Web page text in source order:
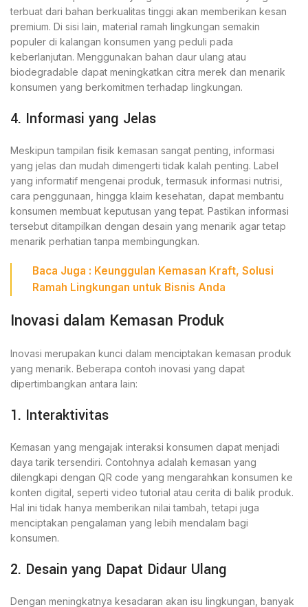
terbuat dari bahan berkualitas tinggi akan memberikan kesan
premium. Di sisi lain, material ramah lingkungan semakin
populer di kalangan konsumen yang peduli pada
keberlanjutan. Menggunakan bahan daur ulang atau
biodegradable dapat meningkatkan citra merek dan menarik
konsumen yang berkomitmen terhadap lingkungan.
4. Informasi yang Jelas
Meskipun tampilan fisik kemasan sangat penting, informasi
yang jelas dan mudah dimengerti tidak kalah penting. Label
yang informatif mengenai produk, termasuk informasi nutrisi,
cara penggunaan, hingga klaim kesehatan, dapat membantu
konsumen membuat keputusan yang tepat. Pastikan informasi
tersebut ditampilkan dengan desain yang menarik agar tetap
menarik perhatian tanpa membingungkan.
Baca Juga : Keunggulan Kemasan Kraft, Solusi
Ramah Lingkungan untuk Bisnis Anda
Inovasi dalam Kemasan Produk
Inovasi merupakan kunci dalam menciptakan kemasan produk
yang menarik. Beberapa contoh inovasi yang dapat
dipertimbangkan antara lain:
1. Interaktivitas
Kemasan yang mengajak interaksi konsumen dapat menjadi
daya tarik tersendiri. Contohnya adalah kemasan yang
dilengkapi dengan QR code yang mengarahkan konsumen ke
konten digital, seperti video tutorial atau cerita di balik produk.
Hal ini tidak hanya memberikan nilai tambah, tetapi juga
menciptakan pengalaman yang lebih mendalam bagi
konsumen.
2. Desain yang Dapat Didaur Ulang
Dengan meningkatnya kesadaran akan isu lingkungan, banyak